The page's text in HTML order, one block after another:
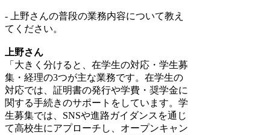
- 上野さんの普段の業務内容について教え
てください。
上野さん
「大きく分けると、在学生の対応・学生募
集・経理の3つが主な業務です。在学生の
対応では、証明書の発行や学費・奨学金に
関する手続きのサポートをしています。学
生募集では、SNSや進路ガイダンスを通じ
て高校生にアプローチし、オープンキャン